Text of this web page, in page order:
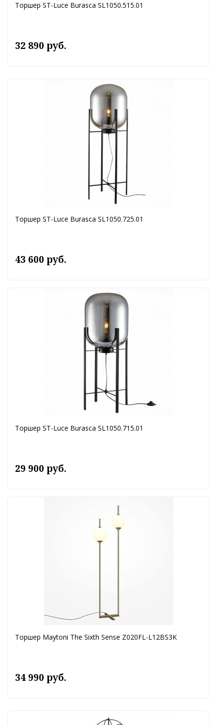
Торшер ST-Luce Burasca SL1050.515.01
32 890 руб.
Торшер ST-Luce Burasca SL1050.725.01
43 600 руб.
Торшер ST-Luce Burasca SL1050.715.01
29 900 руб.
Торшер Maytoni The Sixth Sense Z020FL-L12BS3K
34 990 руб.